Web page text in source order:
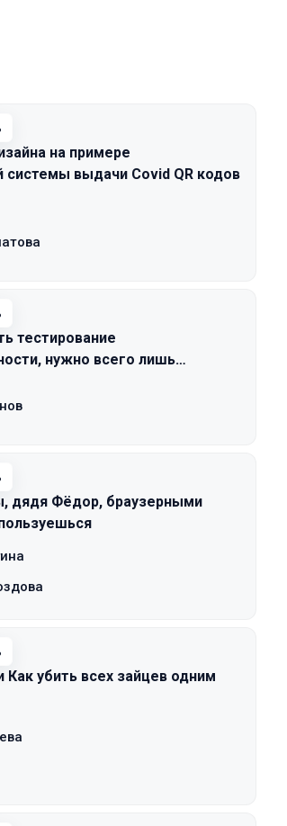
на примере
системы выдачи Covid QR кодов
тестирование
нужно всего лишь…
дядя Фёдор, браузерными
Как убить всех зайцев одним